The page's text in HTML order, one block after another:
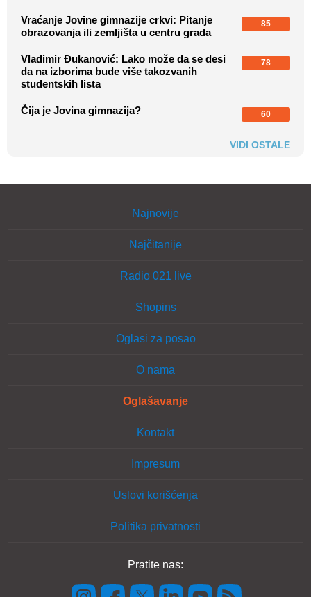
Vraćanje Jovine gimnazije crkvi: Pitanje
obrazovanja ili zemljišta u centru grada
85
Vladimir Đukanović: Lako može da se desi
da na izborima bude više takozvanih
studentskih lista
78
Čija je Jovina gimnazija? 60
VIDI OSTALE
Najnovije
Najčitanije
Radio 021 live
Shopins
Oglasi za posao
O nama
Oglašavanje
Kontakt
Impresum
Uslovi korišćenja
Politika privatnosti
Pratite nas: